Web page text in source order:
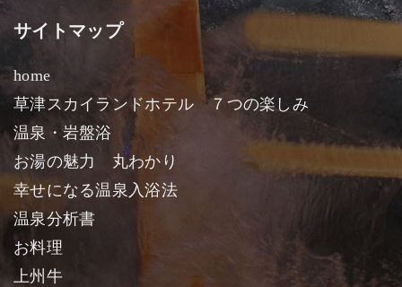
サイトマップ
home
草津スカイランドホテル ７つの楽しみ
温泉・岩盤浴
お湯の魅力 丸わかり
幸せになる温泉入浴法
温泉分析書
お料理
上州牛